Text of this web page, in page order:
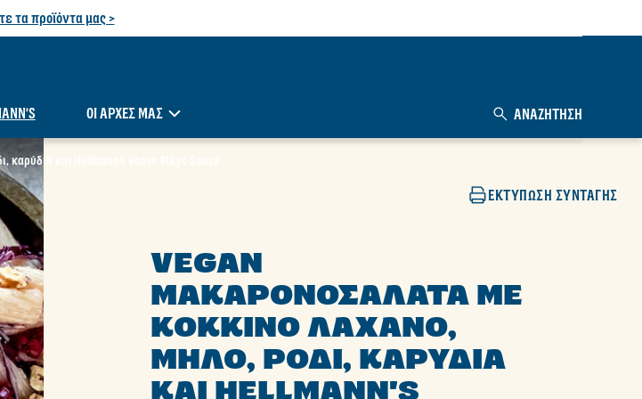
τα προϊόντα μας >
ΟΙ ΑΡΧΈΣ ΜΑΣ ΑΝΑΖΉΤΗΣΗ
και Hellmann's Vegan Mayo Sauce
ΕΚΤΎΠΩΣΗ ΣΥΝΤΑΓΉΣ
VEGAN
ΜΑΚΑΡΟΝΟΣΑΛΆΤΑ ΜΕ
ΚΌΚΚΙΝΟ ΛΆΧΑΝΟ,
ΜΉΛΟ, ΡΌΔΙ, ΚΑΡΎΔΙΑ
ΚΑΙ HELLMANN'S